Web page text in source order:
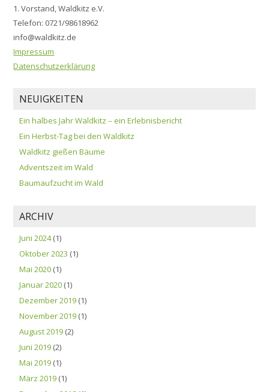
1. Vorstand, Waldkitz e.V.
Telefon: 0721/98618962
info@waldkitz.de
Impressum
Datenschutzerklärung
NEUIGKEITEN
Ein halbes Jahr Waldkitz – ein Erlebnisbericht
Ein Herbst-Tag bei den Waldkitz
Waldkitz gießen Bäume
Adventszeit im Wald
Baumaufzucht im Wald
ARCHIV
Juni 2024(1)
Oktober 2023 (1)
Mai 2020 (1)
Januar 2020 (1)
Dezember 2019 (1)
November 2019 (1)
August 2019 (2)
Juni 2019 (2)
Mai 2019 (1)
März 2019 (1)